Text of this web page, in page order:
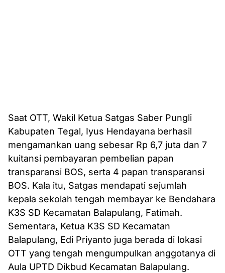
Saat OTT, Wakil Ketua Satgas Saber Pungli
Kabupaten Tegal, Iyus Hendayana berhasil
mengamankan uang sebesar Rp 6,7 juta dan 7
kuitansi pembayaran pembelian papan
transparansi BOS, serta 4 papan transparansi
BOS. Kala itu, Satgas mendapati sejumlah
kepala sekolah tengah membayar ke Bendahara
K3S SD Kecamatan Balapulang, Fatimah.
Sementara, Ketua K3S SD Kecamatan
Balapulang, Edi Priyanto juga berada di lokasi
OTT yang tengah mengumpulkan anggotanya di
Aula UPTD Dikbud Kecamatan Balapulang.